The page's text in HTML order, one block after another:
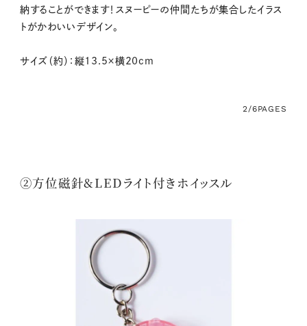
納することができます！スヌーピーの仲間たちが集合したイラス
トがかわいいデザイン。
サイズ（約）：縦13.5×横20cm
2/6PAGES
②方位磁針&LEDライト付きホイッスル